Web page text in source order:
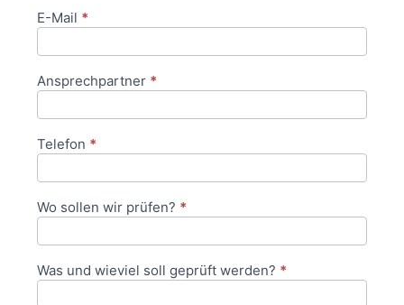
E-Mail *
Ansprechpartner *
Telefon *
Wo sollen wir prüfen? *
Was und wieviel soll geprüft werden? *